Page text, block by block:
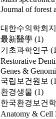
Journal of forest
대한수의학회지
最新醫學 (1)
기초과학연구
Restorative
Genes &
국립보건원보
환경생물 (1)
한국환경보건학
Anatomy & Cell